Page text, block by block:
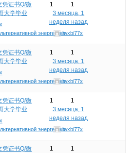
凭证书Q/微
大学毕业
энергетики
1
1
3 месяца, 1
неделя назад
lwxbi77x
凭证书Q/微
大学毕业
энергетики
1
1
3 месяца, 1
неделя назад
lwxbi77x
凭证书Q/微
大学毕业
энергетики
1
1
3 месяца, 1
неделя назад
lwxbi77x
凭证书Q/微
1
1